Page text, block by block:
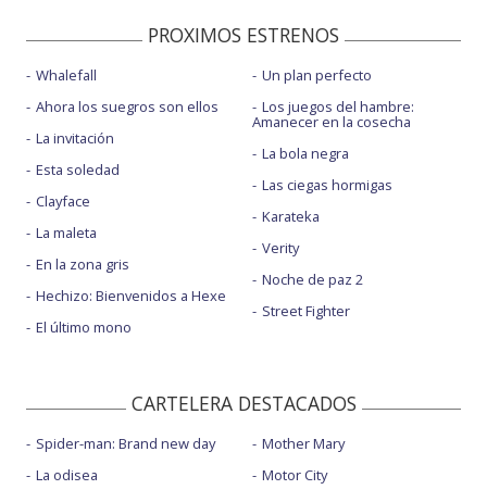
PROXIMOS ESTRENOS
Whalefall
Ahora los suegros son ellos
La invitación
Esta soledad
Clayface
La maleta
En la zona gris
Hechizo: Bienvenidos a Hexe
El último mono
Un plan perfecto
Los juegos del hambre:
Amanecer en la cosecha
La bola negra
Las ciegas hormigas
Karateka
Verity
Noche de paz 2
Street Fighter
CARTELERA DESTACADOS
Spider-man: Brand new day
La odisea
Mother Mary
Motor City